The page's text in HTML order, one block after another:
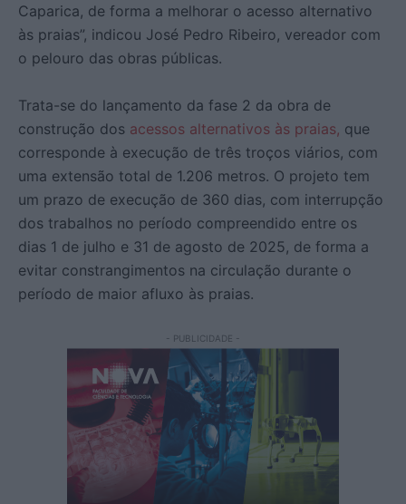
Caparica, de forma a melhorar o acesso alternativo
às praias”, indicou José Pedro Ribeiro, vereador com
o pelouro das obras públicas.
Trata-se do lançamento da fase 2 da obra de
construção dos acessos alternativos às praias, que
corresponde à execução de três troços viários, com
uma extensão total de 1.206 metros. O projeto tem
um prazo de execução de 360 dias, com interrupção
dos trabalhos no período compreendido entre os
dias 1 de julho e 31 de agosto de 2025, de forma a
evitar constrangimentos na circulação durante o
período de maior afluxo às praias.
- PUBLICIDADE -